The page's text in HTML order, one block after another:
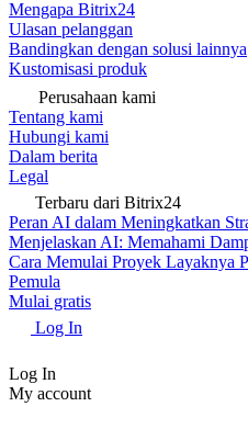
Mengapa Bitrix24
Ulasan pelanggan
Bandingkan dengan solusi lainnya
Kustomisasi produk
Perusahaan kami
Tentang kami
Hubungi kami
Dalam berita
Legal
Terbaru dari Bitrix24
Peran AI dalam Meningkatkan
Menjelaskan AI: Memahami
Cara Memulai Proyek Layaknya
Pemula
Mulai gratis
Log In
Log In
My account